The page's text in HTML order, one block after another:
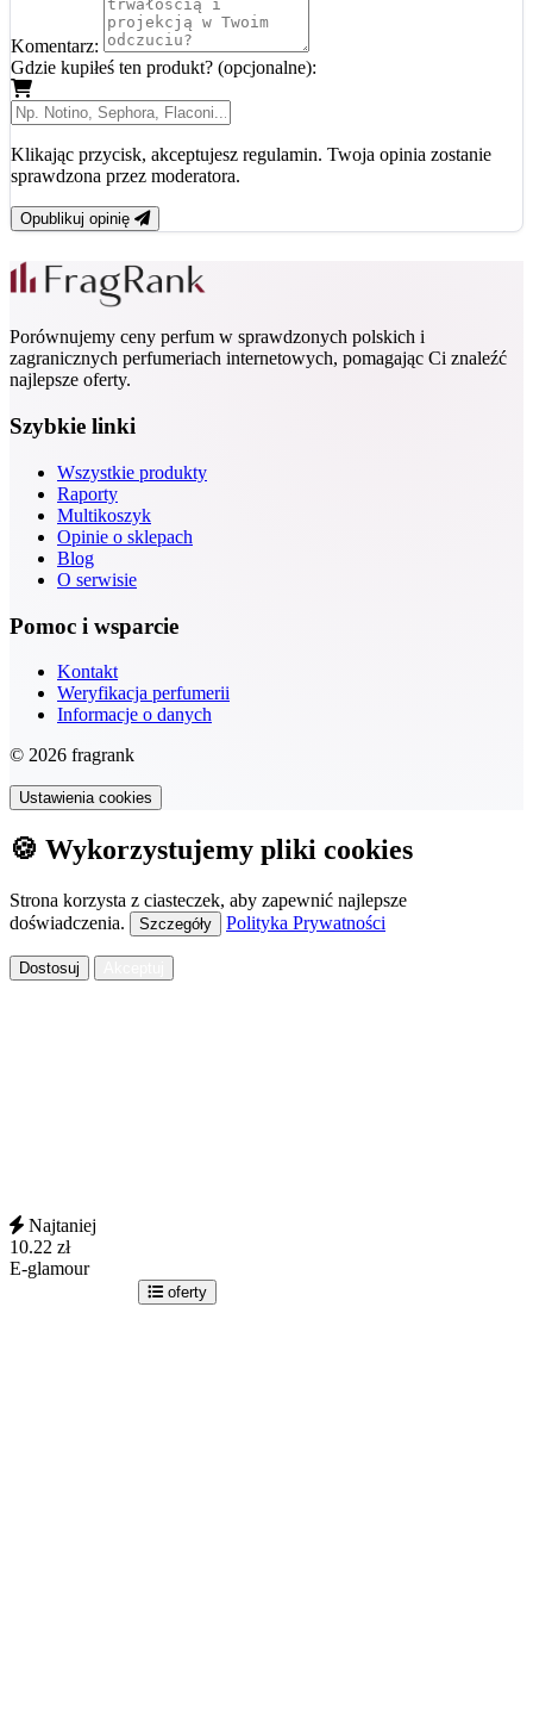
Komentarz:
Gdzie kupiłeś ten produkt? (opcjonalne):
Klikając przycisk, akceptujesz regulamin. Twoja opinia zostanie
sprawdzona przez moderatora.
Opublikuj opinię
Porównujemy ceny perfum w sprawdzonych polskich i
zagranicznych perfumeriach internetowych, pomagając Ci znaleźć
najlepsze oferty.
Szybkie linki
Wszystkie produkty
Raporty
Multikoszyk
Opinie o sklepach
Blog
O serwisie
Pomoc i wsparcie
Kontakt
Weryfikacja perfumerii
Informacje o danych
© 2026 fragrank
Ustawienia cookies
🍪 Wykorzystujemy pliki cookies
Strona korzysta z ciasteczek, aby zapewnić najlepsze
doświadczenia.
Szczegóły Polityka Prywatności
Dostosuj
Najtaniej
10.22 zł
E-glamour
oferty